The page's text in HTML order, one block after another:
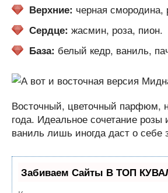
Верхние: черная
Сердце: жасмин, роза, пион.
База: белый кедр, ваниль,
Восточный, цветочный парфюм,
года. Идеальное сочетание
ваниль лишь иногда даст о себе
Забиваем Сайты В ТОП